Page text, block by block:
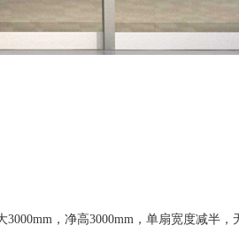
，净高3000mm，单扇宽度减半，